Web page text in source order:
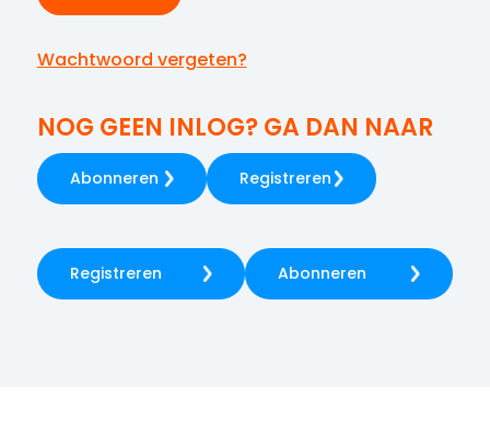
Wachtwoord vergeten?
NOG GEEN INLOG? GA DAN NAAR
Abonneren Registreren
Registreren Abonneren